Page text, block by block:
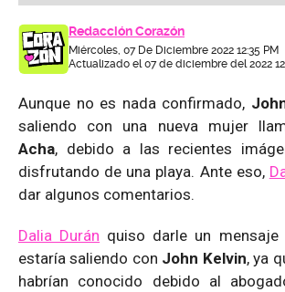
Redacción Corazón
Miércoles, 07 De Diciembre 2022 12:35 PM
Actualizado el 07 de diciembre del 2022
Aunque no es nada confirmado,
saliendo con una nueva mujer
Acha, debido a las recientes
disfrutando de una playa. Ante eso,
dar algunos comentarios.
Dalia Durán quiso darle un
estaría saliendo con John Kelvin, ya
habrían conocido debido al